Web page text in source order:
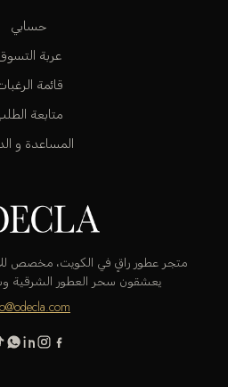
حسابي
عربة
قائمة
متابعة
المساعدة و
متجر عطور راقٍ في الكويت، مخصص
يعشقون سحر العطور الشرقية